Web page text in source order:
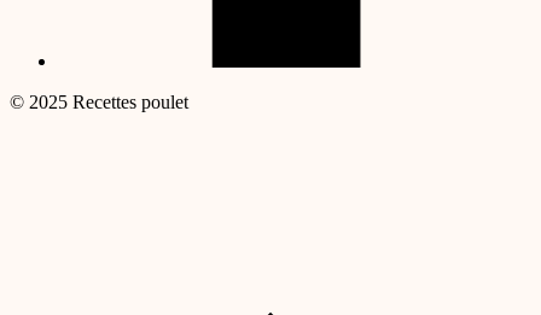
© 2025 Recettes poulet